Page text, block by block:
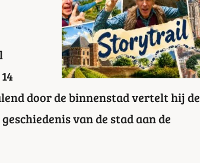
door de binnenstad vertelt hij de
van de stad aan de